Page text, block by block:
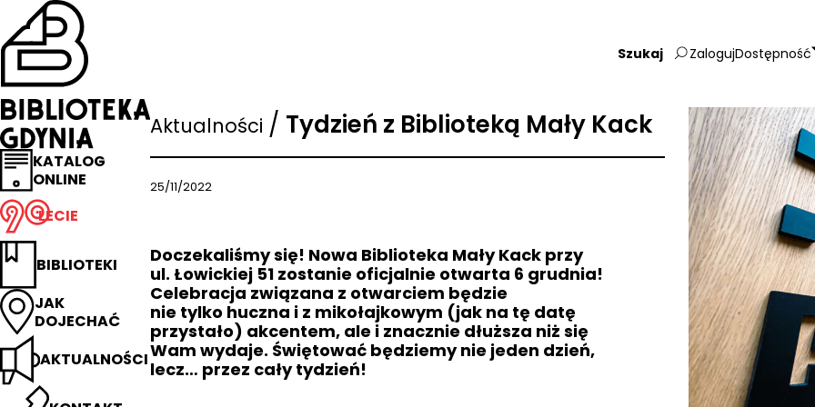
Przejdź
na
stronę
główną
Biblioteka
Gdynia
KATALOG
ONLINE
LECIE
BIBLIOTEKI
JAK
DOJECHAĆ
AKTUALNOŚCI
Wpisz
frazę:
ZalogujDostępność
Aktualności / Tydzień z Biblioteką Mały Kack
25/11/2022
Doczekaliśmy się! Nowa Biblioteka Mały Kack przy
ul. Łowickiej 51 zostanie oficjalnie otwarta 6 grudnia!
Celebracja związana z otwarciem będzie
nie tylko huczna i z mikołajkowym (jak na tę datę
przystało) akcentem, ale i znacznie dłuższa niż się
Wam wydaje. Świętować będziemy nie jeden dzień,
lecz… przez cały tydzień!